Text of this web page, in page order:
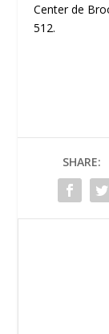
Center de
512.
SHARE: